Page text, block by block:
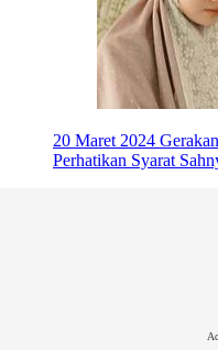
20 Maret 2024
Perhatikan Syarat